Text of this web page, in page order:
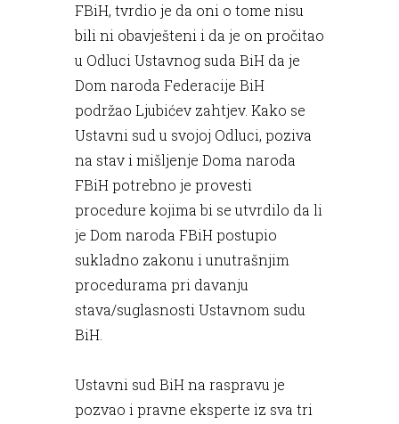
FBiH, tvrdio je da oni o tome nisu
bili ni obavješteni i da je on pročitao
u Odluci Ustavnog suda BiH da je
Dom naroda Federacije BiH
podržao Ljubićev zahtjev. Kako se
Ustavni sud u svojoj Odluci, poziva
na stav i mišljenje Doma naroda
FBiH potrebno je provesti
procedure kojima bi se utvrdilo da li
je Dom naroda FBiH postupio
sukladno zakonu i unutrašnjim
procedurama pri davanju
stava/suglasnosti Ustavnom sudu
BiH.
Ustavni sud BiH na raspravu je
pozvao i pravne eksperte iz sva tri